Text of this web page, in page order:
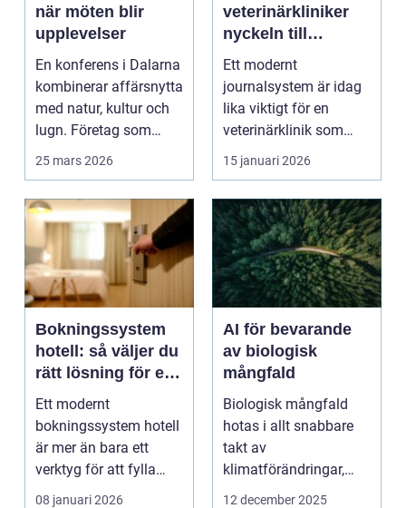
när möten blir
upplevelser
En konferens i Dalarna
kombinerar affärsnytta
med natur, kultur och
lugn. Företag som
söker mer än b...
25 mars 2026
veterinärkliniker
nyckeln till
smidigare vardag
och säkrare vård
Ett modernt
journalsystem är idag
lika viktigt för en
veterinärklinik som
röntgenutrustning och
oper...
15 januari 2026
Bokningssystem
hotell: så väljer du
rätt lösning för en
modern
gästupplevelse
Ett modernt
bokningssystem hotell
är mer än bara ett
verktyg för att fylla
rum. F&oum...
08 januari 2026
AI för bevarande
av biologisk
mångfald
Biologisk mångfald
hotas i allt snabbare
takt av
klimatförändringar,
habitatför...
12 december 2025